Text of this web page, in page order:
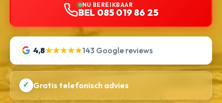
NU BEREIKBAAR
BEL 085 019 86 25
4,8★★★★★143 Google reviews
✓ Gratis telefonisch advies